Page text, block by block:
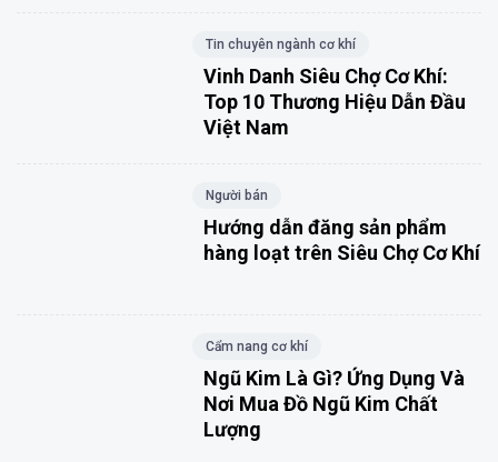
Tin chuyên ngành cơ khí
Vinh Danh Siêu Chợ Cơ Khí:
Top 10 Thương Hiệu Dẫn Đầu
Việt Nam
Người bán
Hướng dẫn đăng sản phẩm
hàng loạt trên Siêu Chợ Cơ Khí
Cẩm nang cơ khí
Ngũ Kim Là Gì? Ứng Dụng Và
Nơi Mua Đồ Ngũ Kim Chất
Lượng